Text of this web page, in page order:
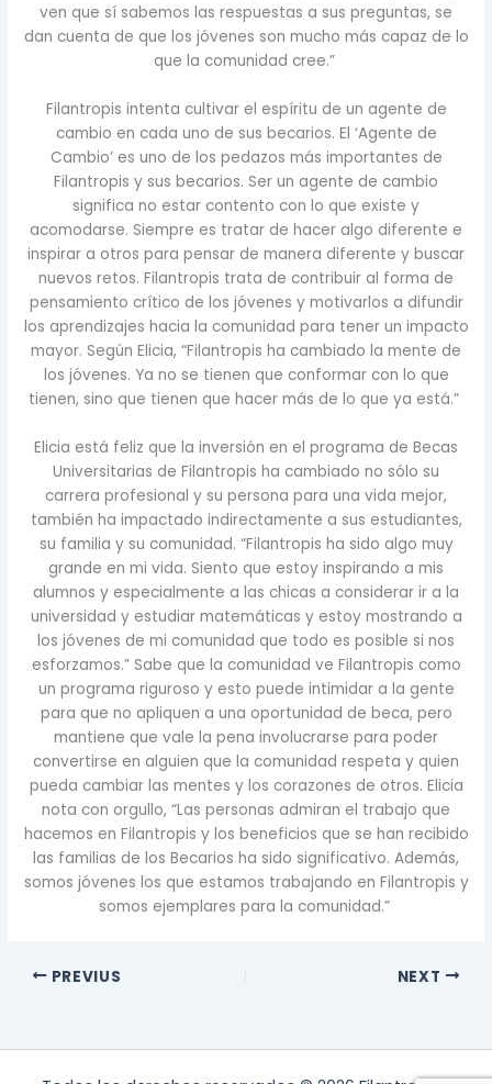
ven que sí sabemos las respuestas a sus preguntas, se
dan cuenta de que los jóvenes son mucho más capaz de lo
que la comunidad cree.”
Filantropis intenta cultivar el espíritu de un agente de
cambio en cada uno de sus becarios. El ‘Agente de
Cambio’ es uno de los pedazos más importantes de
Filantropis y sus becarios. Ser un agente de cambio
significa no estar contento con lo que existe y
acomodarse. Siempre es tratar de hacer algo diferente e
inspirar a otros para pensar de manera diferente y buscar
nuevos retos. Filantropis trata de contribuir al forma de
pensamiento crítico de los jóvenes y motivarlos a difundir
los aprendizajes hacia la comunidad para tener un impacto
mayor. Según Elicia, “Filantropis ha cambiado la mente de
los jóvenes. Ya no se tienen que conformar con lo que
tienen, sino que tienen que hacer más de lo que ya está.”
Elicia está feliz que la inversión en el programa de Becas
Universitarias de Filantropis ha cambiado no sólo su
carrera profesional y su persona para una vida mejor,
también ha impactado indirectamente a sus estudiantes,
su familia y su comunidad. “Filantropis ha sido algo muy
grande en mi vida. Siento que estoy inspirando a mis
alumnos y especialmente a las chicas a considerar ir a la
universidad y estudiar matemáticas y estoy mostrando a
los jóvenes de mi comunidad que todo es posible si nos
esforzamos.” Sabe que la comunidad ve Filantropis como
un programa riguroso y esto puede intimidar a la gente
para que no apliquen a una oportunidad de beca, pero
mantiene que vale la pena involucrarse para poder
convertirse en alguien que la comunidad respeta y quien
pueda cambiar las mentes y los corazones de otros. Elicia
nota con orgullo, “Las personas admiran el trabajo que
hacemos en Filantropis y los beneficios que se han recibido
las familias de los Becarios ha sido significativo. Además,
somos jóvenes los que estamos trabajando en Filantropis y
somos ejemplares para la comunidad.”
PREVIUS NEXT